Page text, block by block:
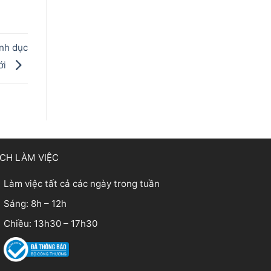
dục
LÀM VIỆC
Làm việc tất cả các ngày trong tuần
Sáng: 8h – 12h
Chiều: 13h30 – 17h30